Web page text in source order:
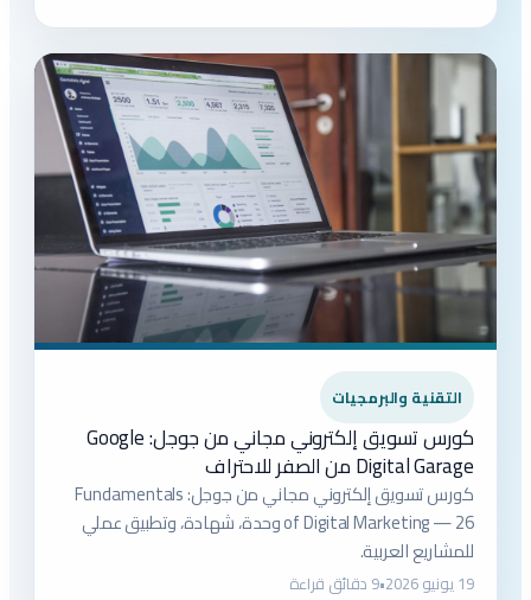
التقنية والبرمجيات
كورس تسويق إلكتروني مجاني من جوجل: Google
Digital Garage من الصفر للاحتراف
كورس تسويق إلكتروني مجاني من جوجل: Fundamentals
of Digital Marketing — 26 وحدة، شهادة، وتطبيق عملي
للمشاريع العربية.
19 يونيو 2026 •9 دقائق قراءة